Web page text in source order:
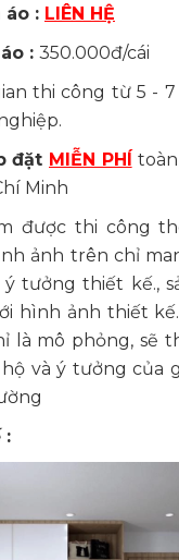
áo : LIÊN HỆ
: 350.000đ/cái
thi công từ 5 -
đặt MIỄN PHÍ
Minh
được thi công
ảnh trên chỉ
tưởng thiết kế.,
hình ảnh thiết
là mô phỏng, sẽ
và ý tưởng của
: